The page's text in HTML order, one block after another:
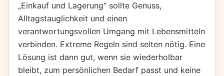
„Einkauf und Lagerung“ sollte Genuss,
Alltagstauglichkeit und einen
verantwortungsvollen Umgang mit Lebensmitteln
verbinden. Extreme Regeln sind selten nötig. Eine
Lösung ist dann gut, wenn sie wiederholbar
bleibt, zum persönlichen Bedarf passt und keine